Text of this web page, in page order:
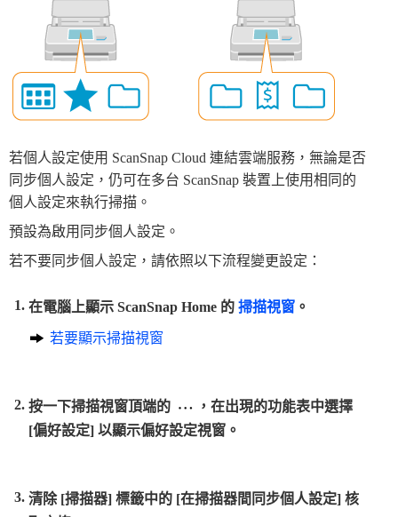
若個人設定使用 ScanSnap Cloud 連結雲端服務，無論是否
同步個人設定，仍可在多台 ScanSnap 裝置上使用相同的
個人設定來執行掃描。
預設為啟用同步個人設定。
若不要同步個人設定，請依照以下流程變更設定：
在電腦上顯示 ScanSnap Home 的 掃描視窗 。
若要顯示掃描視窗
按一下掃描視窗頂端的
，在出現的功能表中選擇
[偏好設定] 以顯示偏好設定視窗。
清除 [掃描器] 標籤中的 [在掃描器間同步個人設定] 核